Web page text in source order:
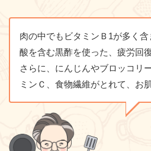
肉の中でもビタミンＢ1が多く
酸を含む黒酢を使った、疲労回
さらに、にんじんやブロッコリ
ミンＣ、食物繊維がとれて、お